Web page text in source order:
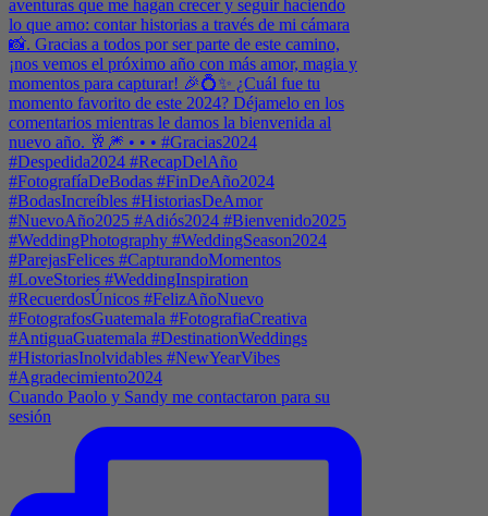
Cuando Paolo y Sandy me contactaron para su
sesión